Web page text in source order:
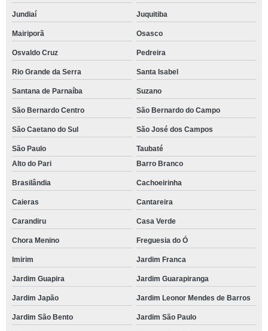
Jundiaí Juquitiba
Mairiporã Osasco
Osvaldo Cruz Pedreira
Rio Grande da Serra Santa Isabel
Santana de Parnaíba Suzano
São Bernardo Centro São Bernardo do Campo
São Caetano do Sul São José dos Campos
São Paulo
Taubaté
Alto do Pari
Barro Branco
Brasilândia Cachoeirinha
Caieras Cantareira
Carandiru Casa Verde
Chora Menino Freguesia do Ó
Imirim Jardim Franca
Jardim Guapira Jardim Guarapiranga
Jardim Japão Jardim Leonor Mendes de Barros
Jardim São Bento Jardim São Paulo